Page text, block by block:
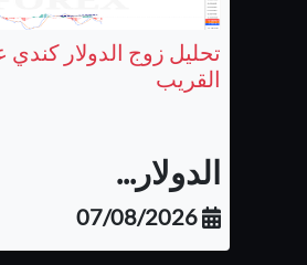
تحليل زوج الدولار
القريب
الدولار...
07/08/2026